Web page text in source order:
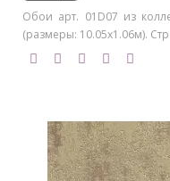
Обои арт. 01D07 из
(размеры: 10.05х1.06м).